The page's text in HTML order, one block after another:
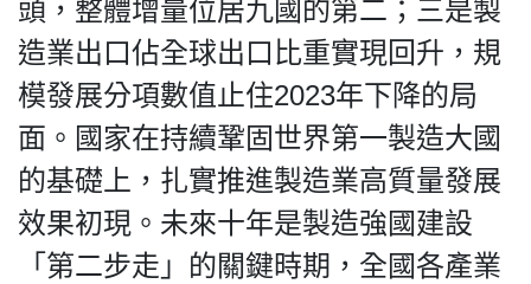
頭，整體增量位居九國的第二；三是製
造業出口佔全球出口比重實現回升，規
模發展分項數值止住2023年下降的局
面。國家在持續鞏固世界第一製造大國
的基礎上，扎實推進製造業高質量發展
效果初現。未來十年是製造強國建設
「第二步走」的關鍵時期，全國各產業